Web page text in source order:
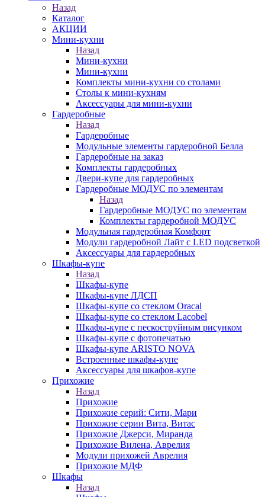
Назад
Каталог
АКЦИИ
Мини-кухни
Назад
Мини-кухни
Мини-кухни
Комплекты мини-кухни со столами
Столы к мини-кухням
Аксессуары для мини-кухни
Гардеробные
Назад
Гардеробные
Модульные элементы гардеробной Белла
Гардеробные на заказ
Комплекты гардеробных
Двери-купе для гардеробных
Гардеробные МОДУС по элементам
Назад
Гардеробные МОДУС по элементам
Комплекты гардеробной МОДУС
Модульная гардеробная Комфорт
Модули гардеробной Лайт с LED подсветкой
Аксессуары для гардеробных
Шкафы-купе
Назад
Шкафы-купе
Шкафы-купе ЛДСП
Шкафы-купе со стеклом Oracal
Шкафы-купе со стеклом Lacobel
Шкафы-купе с пескоструйным рисунком
Шкафы-купе с фотопечатью
Шкафы-купе ARISTO NOVA
Встроенные шкафы-купе
Аксессуары для шкафов-купе
Прихожие
Назад
Прихожие
Прихожие серий: Сити, Мари
Прихожие серии Вита, Витас
Прихожие Джерси, Миранда
Прихожие Вилена, Аврелия
Модули прихожей Аврелия
Прихожие МДФ
Шкафы
Назад